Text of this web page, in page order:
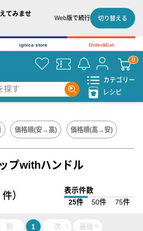
てみませ
Web版で続行 切り替える
ignica store Order&Eat
カテゴリー
レシピ
価格順(安→高) 価格順(高→安)
プwithハンドル
件）
表示件数
25件
50件 75件
前 1 次 最後